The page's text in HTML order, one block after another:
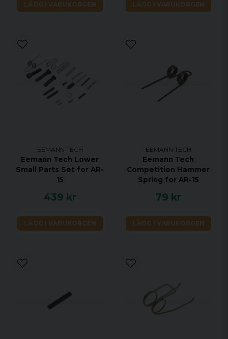
LÄGG I VARUKORGEN LÄGG I VARUKORGEN
EEMANN TECH
Eemann Tech Lower
Small Parts Set for AR-
15
439 kr
LÄGG I VARUKORGEN
EEMANN TECH
Eemann Tech
Competition Hammer
Spring for AR-15
79 kr
LÄGG I VARUKORGEN